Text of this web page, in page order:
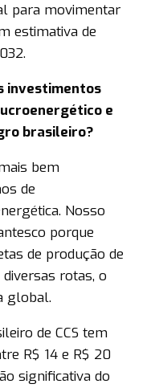
para movimentar
estimativa de
investimentos
e
brasileiro?
bem
de
Nosso
porque
de produção de
rotas, o
global.
de CCS tem
R$ 14 e R$ 20
significativa do